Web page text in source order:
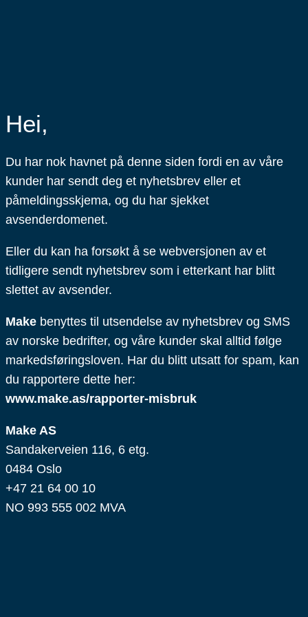
Hei,
Du har nok havnet på denne siden fordi en av våre
kunder har sendt deg et nyhetsbrev eller et
påmeldingsskjema, og du har sjekket
avsenderdomenet.
Eller du kan ha forsøkt å se webversjonen av et
tidligere sendt nyhetsbrev som i etterkant har blitt
slettet av avsender.
Make benyttes til utsendelse av nyhetsbrev og SMS
av norske bedrifter, og våre kunder skal alltid følge
markedsføringsloven. Har du blitt utsatt for spam, kan
du rapportere dette her:
www.make.as/rapporter-misbruk
Make AS
Sandakerveien 116, 6 etg.
0484 Oslo
+47 21 64 00 10
NO 993 555 002 MVA